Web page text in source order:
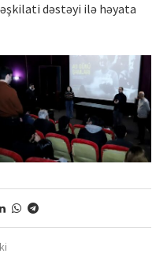
dəstəyi ilə həyata